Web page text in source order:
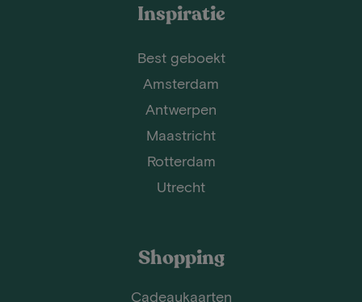
Inspiratie
Best geboekt
Amsterdam
Antwerpen
Maastricht
Rotterdam
Utrecht
Shopping
Cadeaukaarten